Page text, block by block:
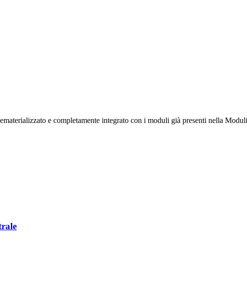
e completamente integrato con i moduli già presenti nella